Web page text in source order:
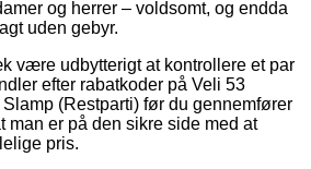
og herrer – voldsomt, og endda
uden gebyr.
være udbytterigt at kontrollere et par
efter rabatkoder på Veli 53
(Restparti) før du gennemfører
man er på den sikre side med at
pris.